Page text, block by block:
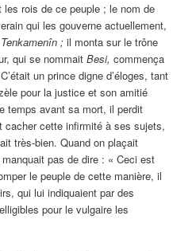
rois de ce peuple ; le nom de
qui les gouverne actuellement,
Tenkamenîn ;il monta sur le trône
qui se nommaitBesi,commença
un prince digne d’éloges, tant
pour la justice et son amitié
temps avant sa mort, il perdit
cacher cette infirmité à ses sujets,
très-bien. Quand on plaçait
pas de dire : « Ceci est
le peuple de cette manière, il
qui lui indiquaient par des
pour le vulgaire les